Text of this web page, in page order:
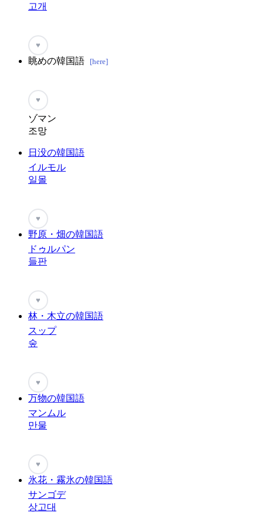
고개
♥
眺めの韓国語 [here]
♥
ゾマン
조망
日没の韓国語
イルモル
일몰
♥
野原・畑の韓国語
ドゥルパン
들판
♥
林・木立の韓国語
スップ
숲
♥
万物の韓国語
マンムル
만물
♥
氷花・霧氷の韓国語
サンゴデ
상고대